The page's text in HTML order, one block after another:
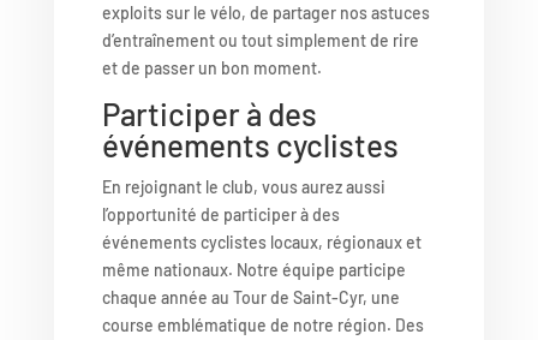
exploits sur le vélo, de partager nos astuces
d’entraînement ou tout simplement de rire
et de passer un bon moment.
Participer à des
événements cyclistes
En rejoignant le club, vous aurez aussi
l’opportunité de participer à des
événements cyclistes locaux, régionaux et
même nationaux. Notre équipe participe
chaque année au Tour de Saint-Cyr, une
course emblématique de notre région. Des